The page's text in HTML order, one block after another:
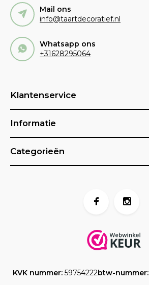
Mail ons
info@taartdecoratief.nl
Whatsapp ons
+31628295064
Klantenservice
Informatie
Categorieën
KVK nummer: 59754222btw-nummer: